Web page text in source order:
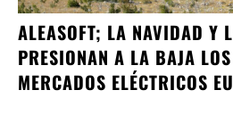
ALEASOFT; LA NAVIDAD Y
PRESIONAN A LA BAJA
MERCADOS ELÉCTRICOS